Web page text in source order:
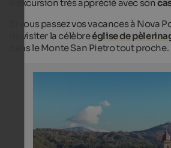
pilgrimage routes in the Eggental
Internet Consulting
d'excursion très apprécié avec son
Si vous passez vos vacances à Nova
de visiter la célèbreéglise de
dans le Monte San Pietro tout proche.